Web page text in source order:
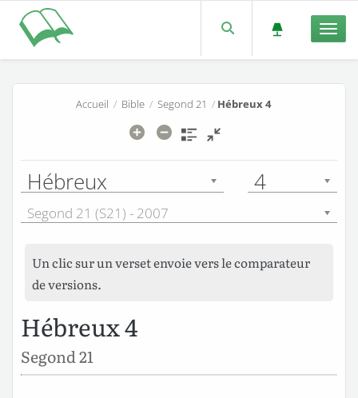
Accueil / Bible /Segond 21 / Hébreux 4
Hébreux 4
Segond 21 (S21) - 2007
Un clic sur un verset envoie vers le comparateur
de versions.
Hébreux 4
Segond 21